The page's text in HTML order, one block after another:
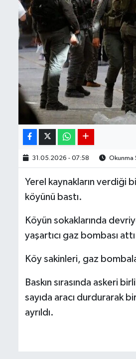
31.05.2026 - 07:58 Okunma
Yerel kaynakların verdiği
köyünü bastı.
Köyün sokaklarında
yaşartıcı gaz bombası
Köy sakinleri, gaz
Baskın sırasında askeri
sayıda aracı durdurarak
ayrıldı.